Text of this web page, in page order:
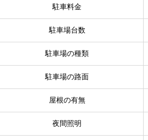
駐車料金
駐車場台数
駐車場の種類
駐車場の路面
屋根の有無
夜間照明